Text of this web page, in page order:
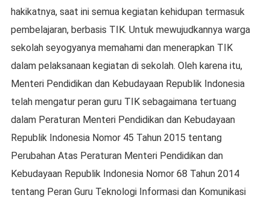
hakikatnya, saat ini semua kegiatan kehidupan termasuk
pembelajaran, berbasis TIK. Untuk mewujudkannya warga
sekolah seyogyanya memahami dan menerapkan TIK
dalam pelaksanaan kegiatan di sekolah. Oleh karena itu,
Menteri Pendidikan dan Kebudayaan Republik Indonesia
telah mengatur peran guru TIK sebagaimana tertuang
dalam Peraturan Menteri Pendidikan dan Kebudayaan
Republik Indonesia Nomor 45 Tahun 2015 tentang
Perubahan Atas Peraturan Menteri Pendidikan dan
Kebudayaan Republik Indonesia Nomor 68 Tahun 2014
tentang Peran Guru Teknologi Informasi dan Komunikasi